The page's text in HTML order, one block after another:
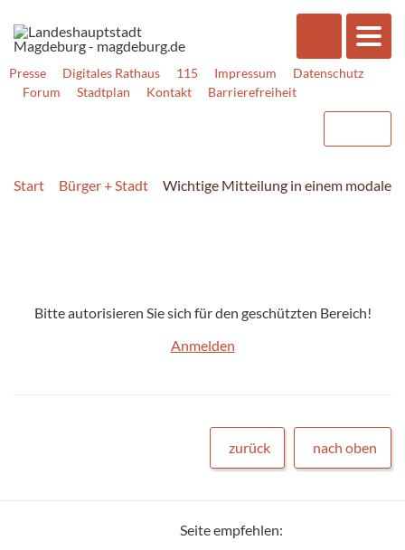
Presse Digitales Rathaus 115 Impressum
Datenschutz
Forum
Stadtplan Kontakt Barrierefreiheit
Start Bürger + Stadt Wichtige Mitteilung in einem modalen
Bitte autorisieren Sie sich für den geschützten Bereich!
Anmelden
zurück nach oben
Seite empfehlen: